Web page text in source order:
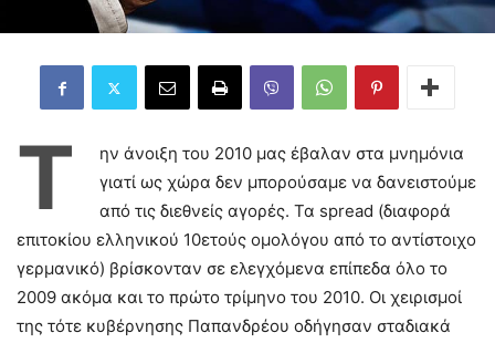
Τ
ην άνοιξη του 2010 μας έβαλαν στα μνημόνια
γιατί ως χώρα δεν μπορούσαμε να δανειστούμε
από τις διεθνείς αγορές. Τα spread (διαφορά
επιτοκίου ελληνικού 10ετούς ομολόγου από το αντίστοιχο
γερμανικό) βρίσκονταν σε ελεγχόμενα επίπεδα όλο το
2009 ακόμα και το πρώτο τρίμηνο του 2010. Οι χειρισμοί
της τότε κυβέρνησης Παπανδρέου οδήγησαν σταδιακά